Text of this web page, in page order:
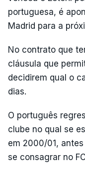
portuguesa, é
Madrid para a
No contrato que
cláusula que
decidirem qual o
dias.
O português
clube no qual se
em 2000/01,
se consagrar no